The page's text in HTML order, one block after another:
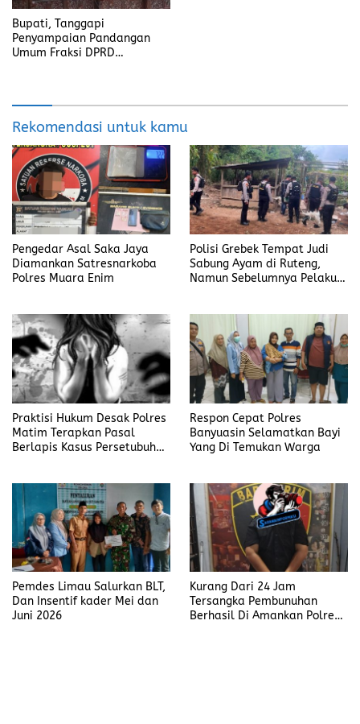
Bupati, Tanggapi
Penyampaian Pandangan
Umum Fraksi DPRD
Rekomendasi untuk kamu
Pengedar Asal Saka Jaya
Diamankan Satresnarkoba
Polres Muara Enim
Polisi Grebek Tempat Judi
Sabung Ayam di Ruteng,
Namun Sebelumnya Pelaku
Praktisi Hukum Desak Polres
Matim Terapkan Pasal
Berlapis Kasus Persetubuhan
Respon Cepat Polres
Banyuasin Selamatkan Bayi
Yang Di Temukan Warga
Pemdes Limau Salurkan BLT,
Dan Insentif kader Mei dan
Juni 2026
Kurang Dari 24 Jam
Tersangka Pembunuhan
Berhasil Di Amankan Polres